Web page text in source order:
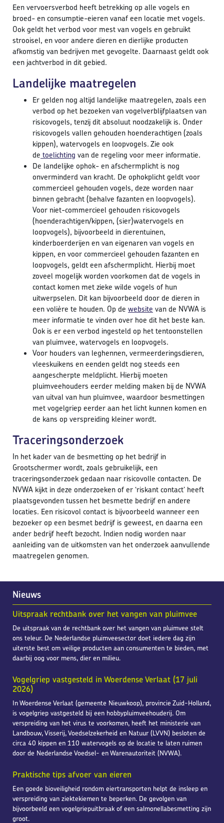
Nieuws
Uitspraak rechtbank over het vangen van pluimvee
De uitspraak van de rechtbank over het vangen van pluimvee stelt
ons teleur. De Nederlandse pluimveesector doet iedere dag zijn
uiterste best om veilige producten aan consumenten te bieden, met
daarbij oog voor mens, dier en milieu.
Vogelgriep vastgesteld in Woerdense Verlaat (17 juli
2026)
In Woerdense Verlaat (gemeente Nieuwkoop), provincie Zuid-Holland,
is vogelgriep vastgesteld bij een hobbypluimveehouderij. Om
verspreiding van het virus te voorkomen, heeft het ministerie van
Landbouw, Visserij, Voedselzekerheid en Natuur (LVVN) besloten de
circa 40 kippen en 110 watervogels op de locatie te laten ruimen
door de Nederlandse Voedsel- en Warenautoriteit (NVWA).
Praktische tips afvoer van eieren
Een goede bioveiligheid rondom eiertransporten helpt de insleep en
verspreiding van ziektekiemen te beperken. De gevolgen van
bijvoorbeeld een vogelgriepuitbraak of een salmonellabesmetting zijn
groot.
Een vervoersverbod heeft betrekking op alle vogels en
broed- en consumptie-eieren vanaf een locatie met vogels.
Ook geldt het verbod voor mest van vogels en gebruikt
strooisel, en voor andere dieren en dierlijke producten
afkomstig van bedrijven met gevogelte. Daarnaast geldt ook
een jachtverbod in dit gebied.
Landelijke maatregelen
Er gelden nog altijd landelijke maatregelen, zoals een
verbod op het bezoeken van vogelverblijfplaatsen van
risicovogels, tenzij dit absoluut noodzakelijk is. Onder
risicovogels vallen gehouden hoenderachtigen (zoals
kippen), watervogels en loopvogels. Zie ook
de toelichting van de regeling voor meer informatie.
De landelijke ophok- en afschermplicht is nog
onverminderd van kracht. De ophokplicht geldt voor
commercieel gehouden vogels, deze worden naar
binnen gebracht (behalve fazanten en loopvogels).
Voor niet-commercieel gehouden risicovogels
(hoenderachtigen/kippen, (sier)watervogels en
loopvogels), bijvoorbeeld in dierentuinen,
kinderboerderijen en van eigenaren van vogels en
kippen, en voor commercieel gehouden fazanten en
loopvogels, geldt een afschermplicht. Hierbij moet
zoveel mogelijk worden voorkomen dat de vogels in
contact komen met zieke wilde vogels of hun
uitwerpselen. Dit kan bijvoorbeeld door de dieren in
een volière te houden. Op de website van de NVWA is
meer informatie te vinden over hoe dit het beste kan.
Ook is er een verbod ingesteld op het tentoonstellen
van pluimvee, watervogels en loopvogels.
Voor houders van leghennen, vermeerderingsdieren,
vleeskuikens en eenden geldt nog steeds een
aangescherpte meldplicht. Hierbij moeten
pluimveehouders eerder melding maken bij de NVWA
van uitval van hun pluimvee, waardoor besmettingen
met vogelgriep eerder aan het licht kunnen komen en
de kans op verspreiding kleiner wordt.
Traceringsonderzoek
In het kader van de besmetting op het bedrijf in
Grootschermer wordt, zoals gebruikelijk, een
traceringsonderzoek gedaan naar risicovolle contacten. De
NVWA kijkt in deze onderzoeken of er ‘riskant contact’ heeft
plaatsgevonden tussen het besmette bedrijf en andere
locaties. Een risicovol contact is bijvoorbeeld wanneer een
bezoeker op een besmet bedrijf is geweest, en daarna een
ander bedrijf heeft bezocht. Indien nodig worden naar
aanleiding van de uitkomsten van het onderzoek aanvullende
maatregelen genomen.